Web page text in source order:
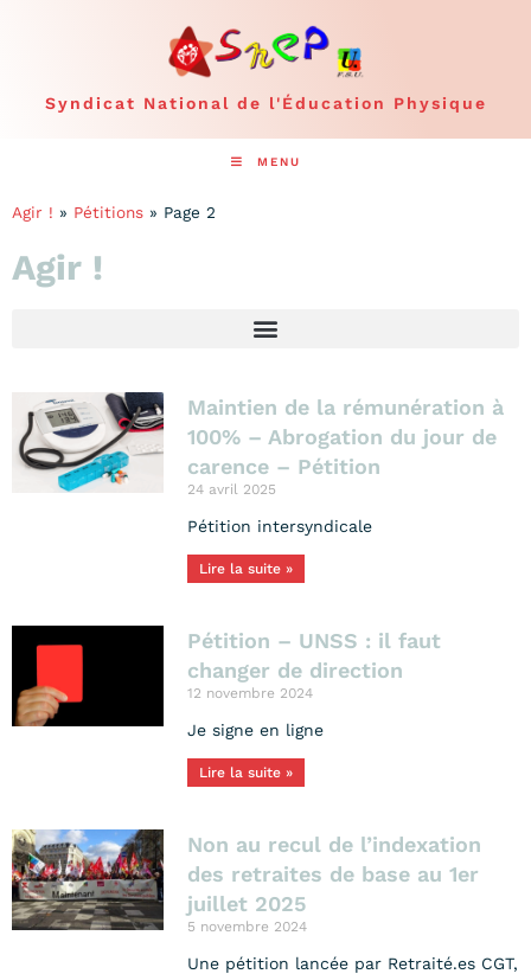
Syndicat National de l'Éducation Physique
MENU
Agir ! » Pétitions » Page 2
Agir !
Maintien de la rémunération à
100% – Abrogation du jour de
carence – Pétition
24 avril 2025
Pétition intersyndicale
Lire la suite »
Pétition – UNSS : il faut
changer de direction
12 novembre 2024
Je signe en ligne
Lire la suite »
Non au recul de l’indexation
des retraites de base au 1er
juillet 2025
5 novembre 2024
Une pétition lancée par Retraité​.​es CGT,